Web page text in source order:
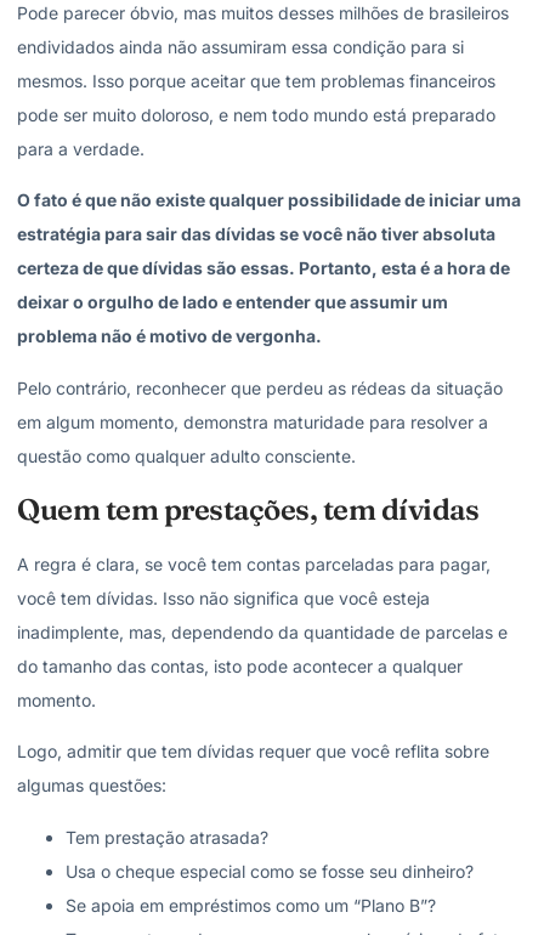
Pode parecer óbvio, mas muitos desses milhões de brasileiros
endividados ainda não assumiram essa condição para si
mesmos. Isso porque aceitar que tem problemas financeiros
pode ser muito doloroso, e nem todo mundo está preparado
para a verdade.
O fato é que não existe qualquer possibilidade de iniciar uma
estratégia para sair das dívidas se você não tiver absoluta
certeza de que dívidas são essas. Portanto, esta é a hora de
deixar o orgulho de lado e entender que assumir um
problema não é motivo de vergonha.
Pelo contrário, reconhecer que perdeu as rédeas da situação
em algum momento, demonstra maturidade para resolver a
questão como qualquer adulto consciente.
Quem tem prestações, tem dívidas
A regra é clara, se você tem contas parceladas para pagar,
você tem dívidas. Isso não significa que você esteja
inadimplente, mas, dependendo da quantidade de parcelas e
do tamanho das contas, isto pode acontecer a qualquer
momento.
Logo, admitir que tem dívidas requer que você reflita sobre
algumas questões:
Tem prestação atrasada?
Usa o cheque especial como se fosse seu dinheiro?
Se apoia em empréstimos como um “Plano B”?